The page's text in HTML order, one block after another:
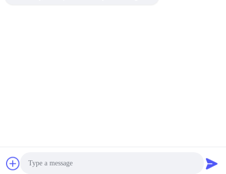
© 2024-2026 Hunan Concrete Power Brothers Heavy Industry & Technology
Co., Limited Semua hak dilindungi.